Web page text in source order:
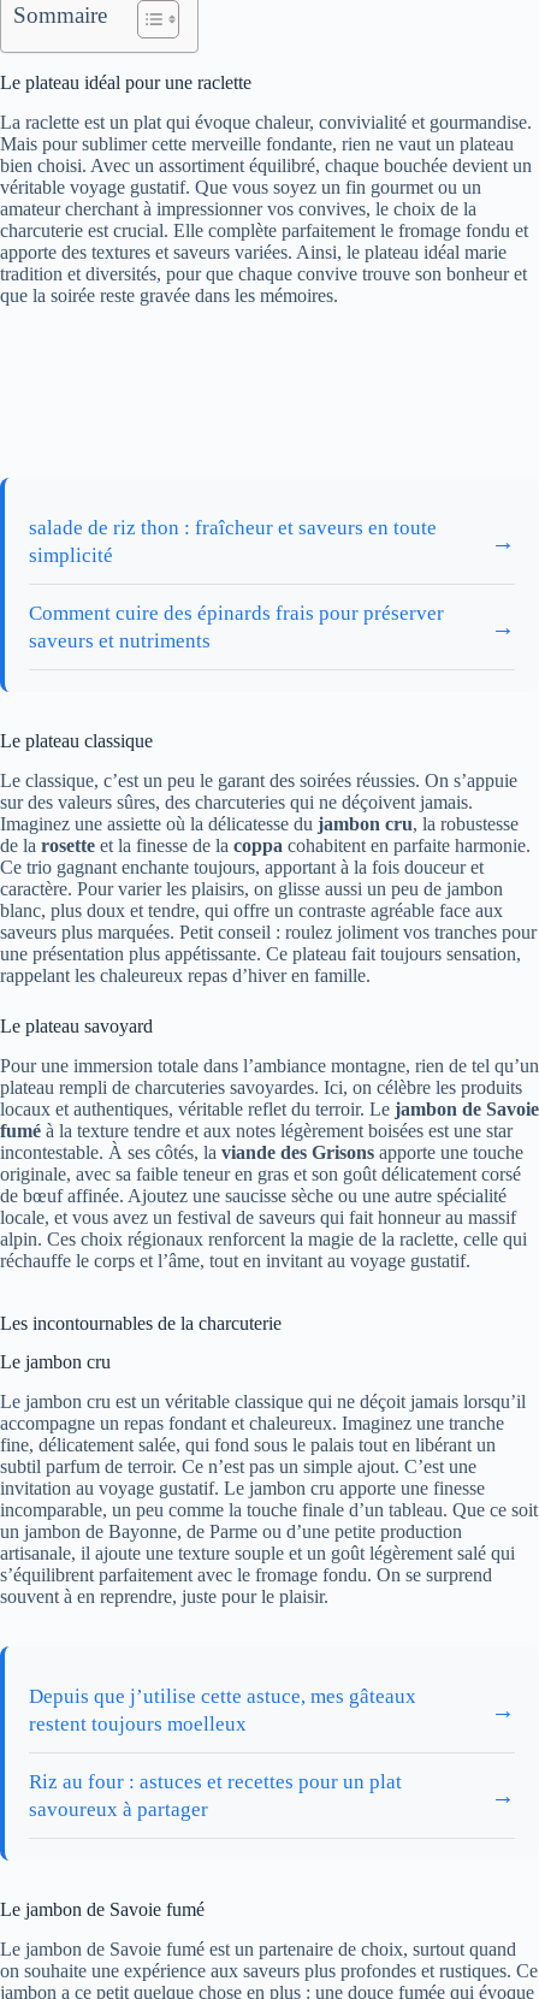
Sommaire
Le plateau idéal pour une raclette
La raclette est un plat qui évoque chaleur, convivialité et gourmandise.
Mais pour sublimer cette merveille fondante, rien ne vaut un plateau
bien choisi. Avec un assortiment équilibré, chaque bouchée devient un
véritable voyage gustatif. Que vous soyez un fin gourmet ou un
amateur cherchant à impressionner vos convives, le choix de la
charcuterie est crucial. Elle complète parfaitement le fromage fondu et
apporte des textures et saveurs variées. Ainsi, le plateau idéal marie
tradition et diversités, pour que chaque convive trouve son bonheur et
que la soirée reste gravée dans les mémoires.
salade de riz thon : fraîcheur et saveurs en toute
simplicité
→
Comment cuire des épinards frais pour préserver
saveurs et nutriments
→
Le plateau classique
Le classique, c’est un peu le garant des soirées réussies. On s’appuie
sur des valeurs sûres, des charcuteries qui ne déçoivent jamais.
Imaginez une assiette où la délicatesse du jambon cru, la robustesse
de la rosette et la finesse de la coppa cohabitent en parfaite harmonie.
Ce trio gagnant enchante toujours, apportant à la fois douceur et
caractère. Pour varier les plaisirs, on glisse aussi un peu de jambon
blanc, plus doux et tendre, qui offre un contraste agréable face aux
saveurs plus marquées. Petit conseil : roulez joliment vos tranches pour
une présentation plus appétissante. Ce plateau fait toujours sensation,
rappelant les chaleureux repas d’hiver en famille.
Le plateau savoyard
Pour une immersion totale dans l’ambiance montagne, rien de tel qu’un
plateau rempli de charcuteries savoyardes. Ici, on célèbre les produits
locaux et authentiques, véritable reflet du terroir. Le jambon de Savoie
fumé à la texture tendre et aux notes légèrement boisées est une star
incontestable. À ses côtés, la viande des Grisons apporte une touche
originale, avec sa faible teneur en gras et son goût délicatement corsé
de bœuf affinée. Ajoutez une saucisse sèche ou une autre spécialité
locale, et vous avez un festival de saveurs qui fait honneur au massif
alpin. Ces choix régionaux renforcent la magie de la raclette, celle qui
réchauffe le corps et l’âme, tout en invitant au voyage gustatif.
Les incontournables de la charcuterie
Le jambon cru
Le jambon cru est un véritable classique qui ne déçoit jamais lorsqu’il
accompagne un repas fondant et chaleureux. Imaginez une tranche
fine, délicatement salée, qui fond sous le palais tout en libérant un
subtil parfum de terroir. Ce n’est pas un simple ajout. C’est une
invitation au voyage gustatif. Le jambon cru apporte une finesse
incomparable, un peu comme la touche finale d’un tableau. Que ce soit
un jambon de Bayonne, de Parme ou d’une petite production
artisanale, il ajoute une texture souple et un goût légèrement salé qui
s’équilibrent parfaitement avec le fromage fondu. On se surprend
souvent à en reprendre, juste pour le plaisir.
Depuis que j’utilise cette astuce, mes gâteaux
restent toujours moelleux
→
Riz au four : astuces et recettes pour un plat
savoureux à partager
→
Le jambon de Savoie fumé
Le jambon de Savoie fumé est un partenaire de choix, surtout quand
on souhaite une expérience aux saveurs plus profondes et rustiques. Ce
jambon a ce petit quelque chose en plus : une douce fumée qui évoque